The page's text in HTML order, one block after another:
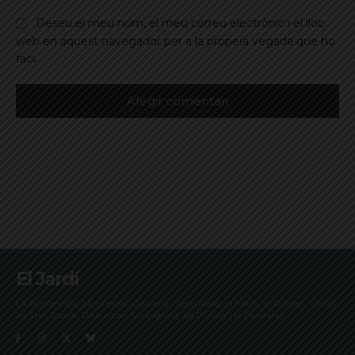
Deseu el meu nom, el meu correu electrònic i el lloc
web en aquest navegador per a la propera vegada que ho
faci.
El Jardí
La Bonanova, Monterols, Galvany, Turó Parc, el Farró, el Putxet, Sarrià,
les Tres Torres, Pedralbes, Vallvidrera, les Planes i el Tibidabo